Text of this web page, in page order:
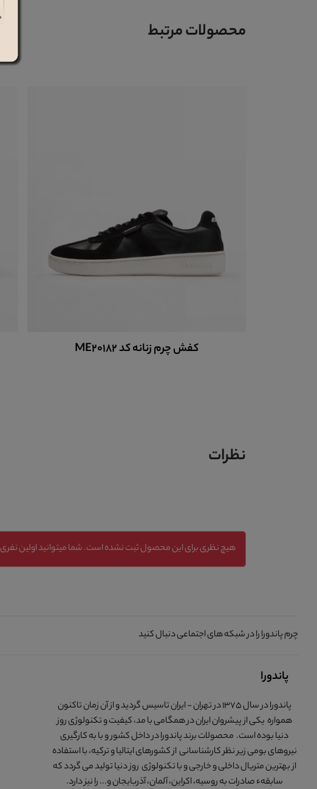
محصولات مرتبط
کفش چرم زنانه اسپرت کد ME20101
نظرات
هیچ نظری برای این محصول ثبت نشده است. شما میتوانید اولین
چرم پاندورا را در شبکه های اجتماعی دنبال کنید
پاندورا
پاندورا در سال 1375 در تهران - ایران تاسیس گردید و از آن زمان تاکنون
همواره یکی از پیشروان ایران در همگامی با مد، کیفیت و تکنولوژی روز
دنیا بوده است. محصولات برند پاندورا در داخل کشور و با به کارگیری
نیروهای بومی زیر نظر کارشناسانی از کشورهای ایتالیا و ترکیه، با استفاده
از بهترین متریال داخلی و خارجی و با تکنولوژی روز دنیا تولید می گردد که
سابقهء صادرات به روسیه، اکراین، آلمان، آذربایجان و... را نیز دارد.